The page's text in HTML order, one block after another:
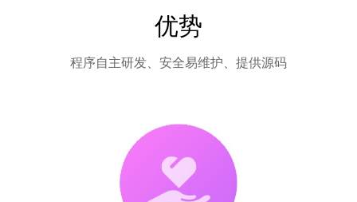
优势
程序自主研发、安全易维护、提供源码